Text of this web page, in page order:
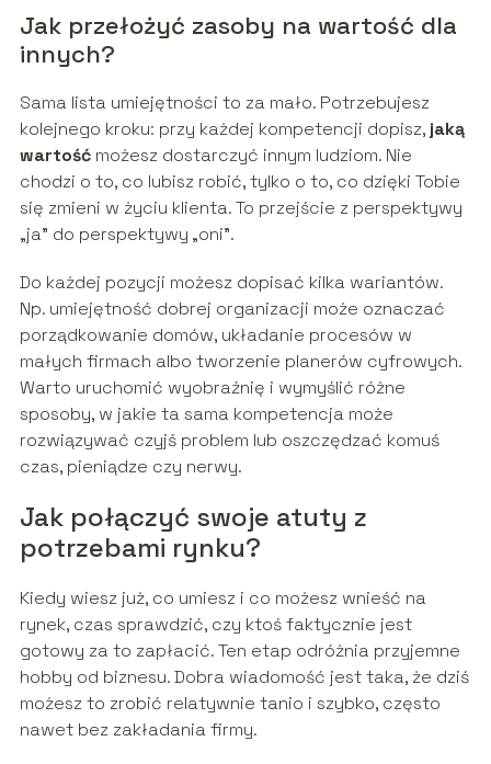
Jak przełożyć zasoby na wartość dla
innych?
Sama lista umiejętności to za mało. Potrzebujesz
kolejnego kroku: przy każdej kompetencji dopisz, jaką
wartośćmożesz dostarczyć innym ludziom. Nie
chodzi o to, co lubisz robić, tylko o to, co dzięki Tobie
się zmieni w życiu klienta. To przejście z perspektywy
„ja” do perspektywy „oni”.
Do każdej pozycji możesz dopisać kilka wariantów.
Np. umiejętność dobrej organizacji może oznaczać
porządkowanie domów, układanie procesów w
małych firmach albo tworzenie planerów cyfrowych.
Warto uruchomić wyobraźnię i wymyślić różne
sposoby, w jakie ta sama kompetencja może
rozwiązywać czyjś problem lub oszczędzać komuś
czas, pieniądze czy nerwy.
Jak połączyć swoje atuty z
potrzebami rynku?
Kiedy wiesz już, co umiesz i co możesz wnieść na
rynek, czas sprawdzić, czy ktoś faktycznie jest
gotowy za to zapłacić. Ten etap odróżnia przyjemne
hobby od biznesu. Dobra wiadomość jest taka, że dziś
możesz to zrobić relatywnie tanio i szybko, często
nawet bez zakładania firmy.